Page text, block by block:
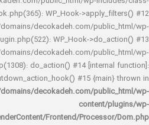
wp-hook.php(365): WP_Hook-
decoka/domains/decokadeh.com/
includes/plugin.php(522): WP_Hook-
decoka/domains/decokadeh.com/
load.php(1308): do_action() #14
shutdown_action_hook() #15
decoka/domains/decokadeh.com/
LazyRenderContent/Frontend/